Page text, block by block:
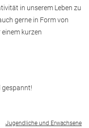
in unserem Leben zu
gerne in Form von
kurzen
gespannt!
Jugendliche und Erwachsene